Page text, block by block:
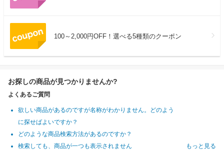
100～2,000円OFF！選べる5種類のクーポン
お探しの商品が見つかりませんか?
よくあるご質問
欲しい商品があるのですが名称がわかりません。どのよう
に探せばよいですか？
どのような商品検索方法があるのですか？
検索しても、商品が一つも表示されません
もっと見る